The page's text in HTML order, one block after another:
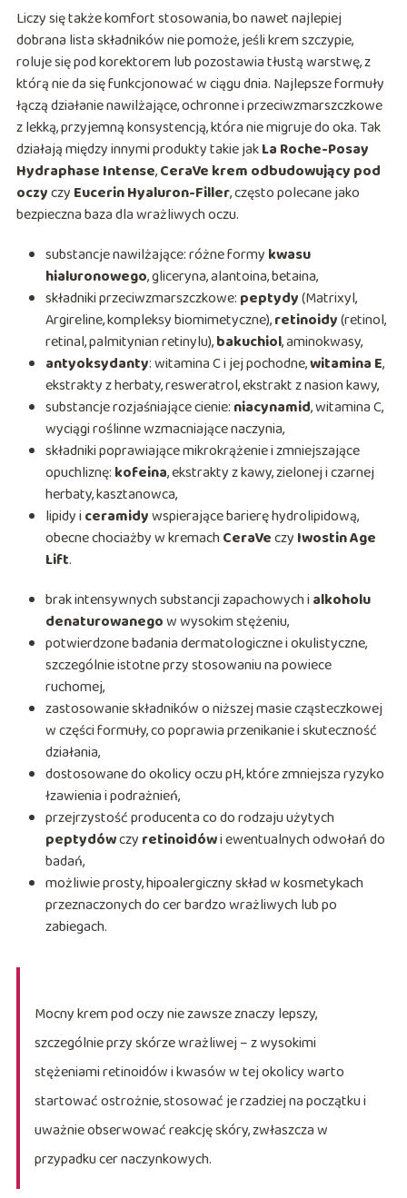
Liczy się także komfort stosowania, bo nawet najlepiej
dobrana lista składników nie pomoże, jeśli krem szczypie,
roluje się pod korektorem lub pozostawia tłustą warstwę, z
którą nie da się funkcjonować w ciągu dnia. Najlepsze formuły
łączą działanie nawilżające, ochronne i przeciwzmarszczkowe
z lekką, przyjemną konsystencją, która nie migruje do oka. Tak
działają między innymi produkty takie jakLa Roche-Posay
Hydraphase Intense,CeraVe krem odbudowujący pod
oczyczy Eucerin Hyaluron-Filler, często polecane jako
bezpieczna baza dla wrażliwych oczu.
substancje nawilżające: różne formy kwasu
hialuronowego, gliceryna, alantoina, betaina,
składniki przeciwzmarszczkowe: peptydy(Matrixyl,
Argireline, kompleksy biomimetyczne),retinoidy(retinol,
retinal, palmitynian retinylu),bakuchiol, aminokwasy,
antyoksydanty: witamina C i jej pochodne,witamina E,
ekstrakty z herbaty, resweratrol, ekstrakt z nasion kawy,
substancje rozjaśniające cienie: niacynamid, witamina C,
wyciągi roślinne wzmacniające naczynia,
składniki poprawiające mikrokrążenie i zmniejszające
opuchliznę: kofeina, ekstrakty z kawy, zielonej i czarnej
herbaty, kasztanowca,
lipidy i ceramidywspierające barierę hydrolipidową,
obecne chociażby w kremachCeraVeczy Iwostin Age
Lift.
brak intensywnych substancji zapachowych i alkoholu
denaturowanegow wysokim stężeniu,
potwierdzone badania dermatologiczne i okulistyczne,
szczególnie istotne przy stosowaniu na powiece
ruchomej,
zastosowanie składników o niższej masie cząsteczkowej
w części formuły, co poprawia przenikanie i skuteczność
działania,
dostosowane do okolicy oczu pH, które zmniejsza ryzyko
łzawienia i podrażnień,
przejrzystość producenta co do rodzaju użytych
peptydówczy retinoidówi ewentualnych odwołań do
badań,
możliwie prosty, hipoalergiczny skład w kosmetykach
przeznaczonych do cer bardzo wrażliwych lub po
zabiegach.
Mocny krem pod oczy nie zawsze znaczy lepszy,
szczególnie przy skórze wrażliwej – z wysokimi
stężeniami retinoidów i kwasów w tej okolicy warto
startować ostrożnie, stosować je rzadziej na początku i
uważnie obserwować reakcję skóry, zwłaszcza w
przypadku cer naczynkowych.